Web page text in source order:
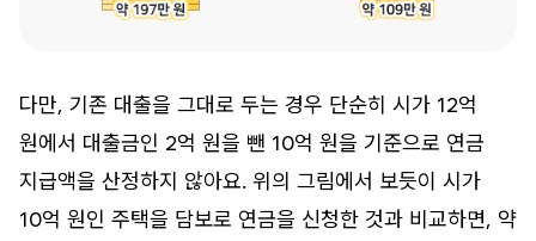
다만, 기존 대출을 그대로 두는 경우 단순히 시가 12억
원에서 대출금인 2억 원을 뺀 10억 원을 기준으로 연금
지급액을 산정하지 않아요. 위의 그림에서 보듯이 시가
10억 원인 주택을 담보로 연금을 신청한 것과 비교하면, 약